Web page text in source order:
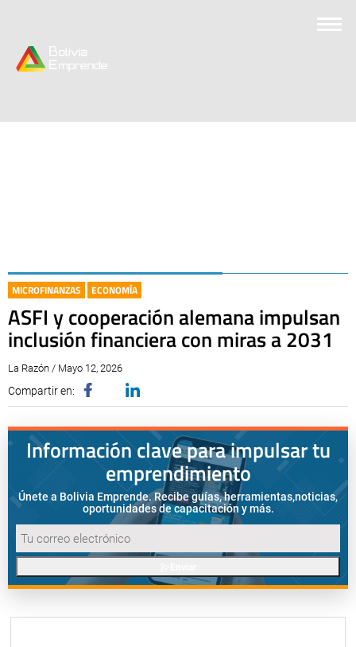
MICROFINANZAS ECONOMÍA
ASFI y cooperación alemana impulsan
inclusión financiera con miras a 2031
La Razón / Mayo 12, 2026
Compartir en:
Información clave para impulsar tu
emprendimiento
Únete a Bolivia Emprende. Recibe guías, herramientas,noticias,
oportunidades de capacitación y más.